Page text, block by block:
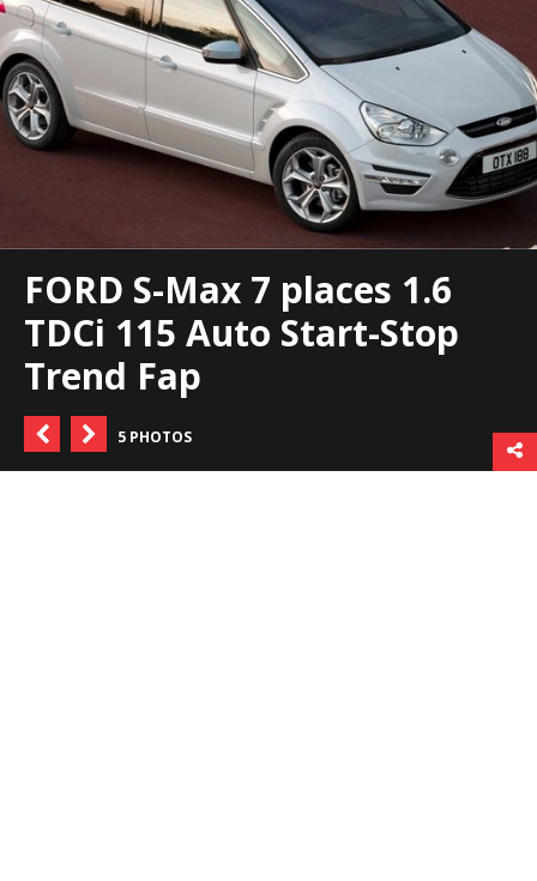
FORD S-Max 7 places 1.6
TDCi 115 Auto Start-Stop
Trend Fap
5 PHOTOS